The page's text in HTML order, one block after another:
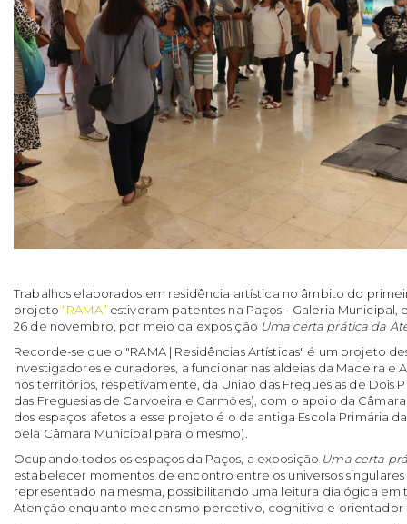
Trabalhos elaborados em residência artística no âmbito do
projeto“RAMA” estiveram patentes na Paços - Galeria Municipal,
26 de novembro, por meio da exposição Uma certa prática da
Recorde-se que o "RAMA | Residências Artísticas" é um projeto
investigadores e curadores, a funcionar nas aldeias da Maceira e
nos territórios, respetivamente, da União das Freguesias de Dois
das Freguesias de Carvoeira e Carmões), com o apoio da
dos espaços afetos a esse projeto é o da antiga Escola Primária
pela Câmara Municipal para o mesmo).
Ocupando todos os espaços da Paços, a exposição Uma certa
estabelecer momentos de encontro entre os universos
representado na mesma, possibilitando uma leitura dialógica em
Atenção enquanto mecanismo percetivo, cognitivo e orientador